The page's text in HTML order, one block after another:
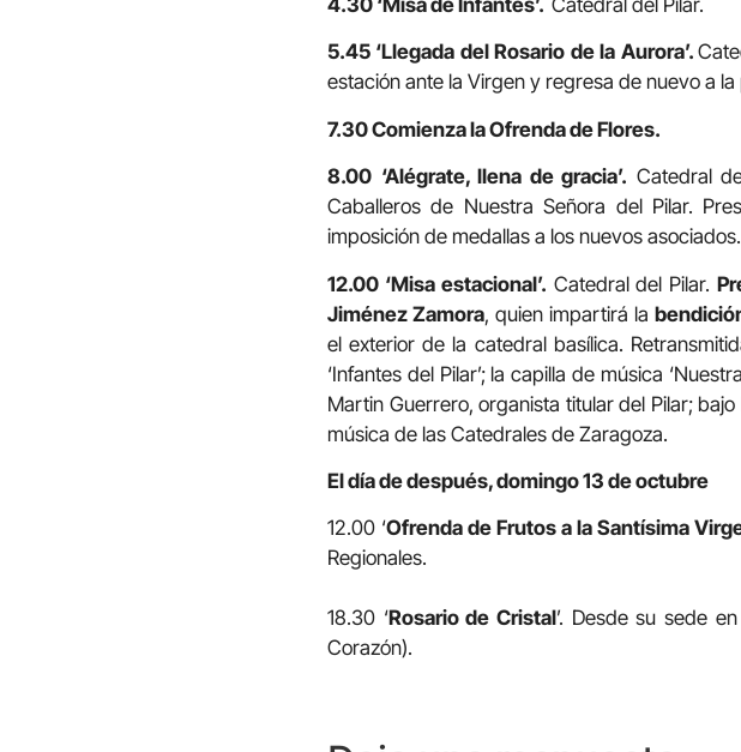
4.30 ‘Misa de Infantes’. Catedral del Pilar.
5.45 ‘Llegada del Rosario de la Aurora’.
estación ante la Virgen y regresa de nuevo a la
7.30 Comienza la Ofrenda de Flores.
8.00 ‘Alégrate, llena de gracia’. Catedral
Caballeros de Nuestra Señora del Pilar.
imposición de medallas a los nuevos asociados.
12.00 ‘Misa estacional’. Catedral del Pilar.
Jiménez Zamora, quien impartirá la
el exterior de la catedral basílica.
‘Infantes del Pilar’; la capilla de música
Martin Guerrero, organista titular del Pilar;
música de las Catedrales de Zaragoza.
El día de después, domingo 13 de octubre
12.00 ‘Ofrenda de Frutos a la Santísima
Regionales.
18.30 ‘Rosario de Cristal’. Desde su sede
Corazón).